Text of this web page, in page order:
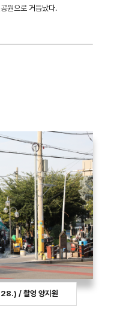
원으로 거듭났다.
/ 촬영 양지원